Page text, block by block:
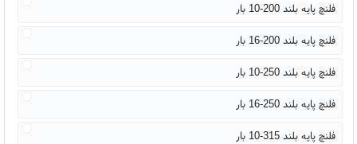
فلنچ پایه بلند 200-10 بار
فلنچ پایه بلند 200-16 بار
فلنچ پایه بلند 250-10 بار
فلنچ پایه بلند 250-16 بار
فلنچ پایه بلند 315-10 بار